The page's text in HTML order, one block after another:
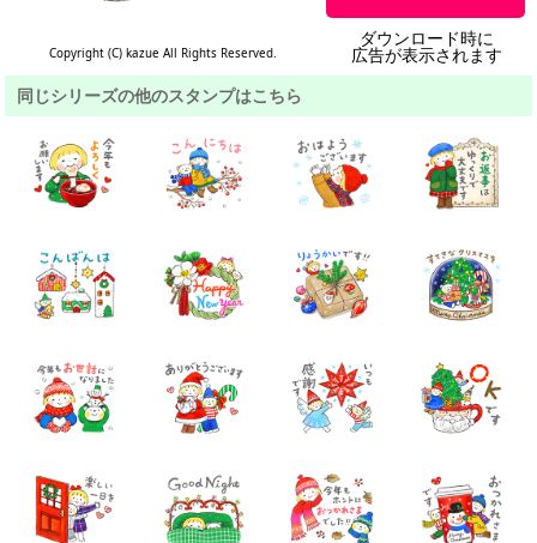
Copyright (C) kazue All Rights Reserved.
ダウンロード時に
広告が表示されます
同じシリーズの他のスタンプはこちら